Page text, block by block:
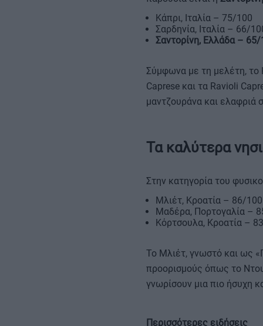
Κάπρι, Ιταλία – 75/100
Σαρδηνία, Ιταλία – 66/
Σαντορίνη, Ελλάδα – 65/
Σύμφωνα με τη μελέτη, το
Caprese και τα Ravioli
μαντζουράνα και ελαφριά
Τα καλύτερα
Στην κατηγορία του
Μλιέτ, Κροατία – 86/100
Μαδέρα, Πορτογαλία –
Κόρτσουλα, Κροατία –
Το Μλιέτ, γνωστό και ως
προορισμούς όπως το
γνωρίσουν μια πιο ήσυχη
Περισσότερες ειδήσεις